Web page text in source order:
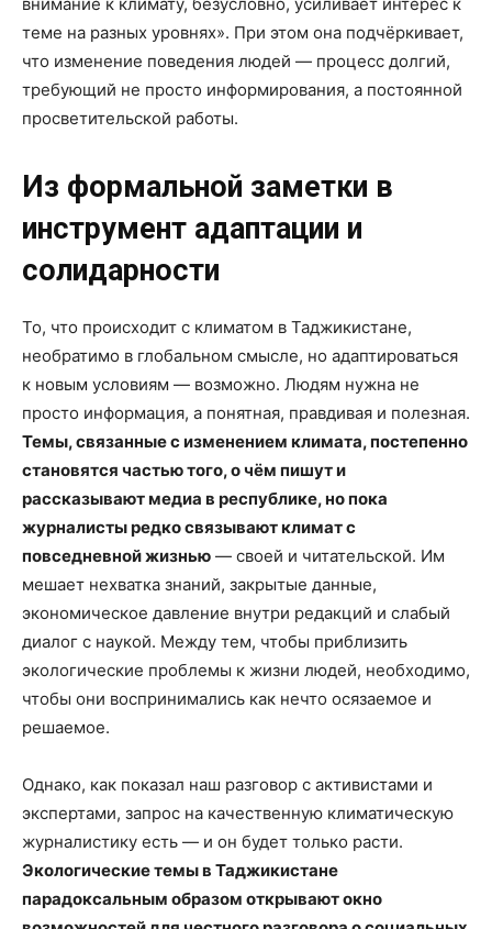
теме на разных уровнях». При этом она подчёркивает,
что изменение поведения людей — процесс долгий,
требующий не просто информирования, а постоянной
просветительской работы.
Из формальной заметки в
инструмент адаптации и
солидарности
То, что происходит с климатом в Таджикистане,
необратимо в глобальном смысле, но адаптироваться
к новым условиям — возможно. Людям нужна не
просто информация, а понятная, правдивая и полезная.
Темы, связанные с изменением климата, постепенно
становятся частью того, о чём пишут и
рассказывают медиа в республике, но пока
журналисты редко связывают климат с
повседневной жизнью — своей и читательской. Им
мешает нехватка знаний, закрытые данные,
экономическое давление внутри редакций и слабый
диалог с наукой. Между тем, чтобы приблизить
экологические проблемы к жизни людей, необходимо,
чтобы они воспринимались как нечто осязаемое и
решаемое.
Однако, как показал наш разговор с активистами и
экспертами, запрос на качественную климатическую
журналистику есть — и он будет только расти.
Экологические темы в Таджикистане
парадоксальным образом открывают окно